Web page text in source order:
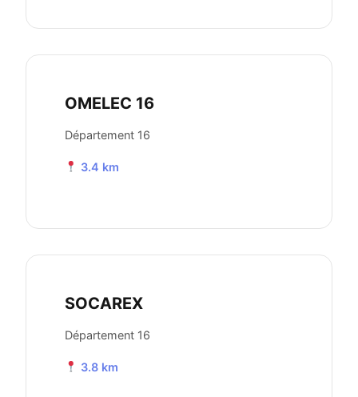
OMELEC 16
Département 16
3.4 km
SOCAREX
Département 16
3.8 km